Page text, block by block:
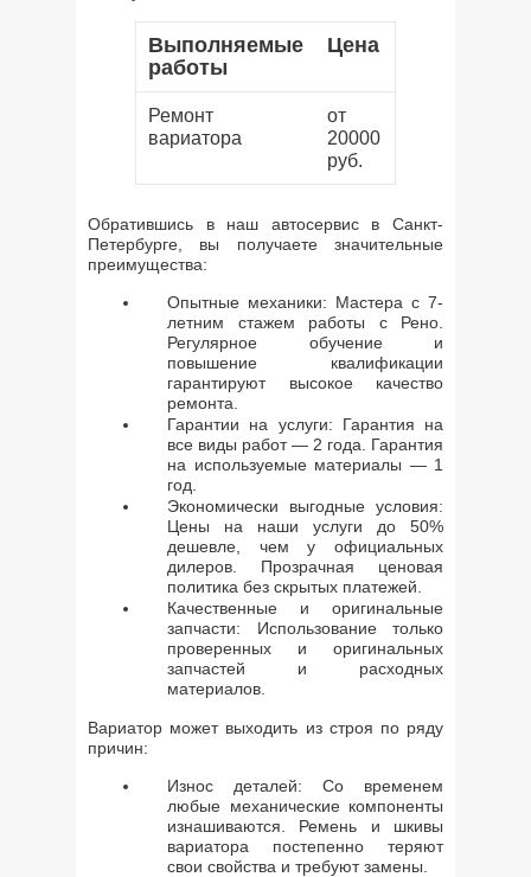
Выполняемые
работы
Цена
Ремонт
вариатора
от
20000
руб.
Обратившись в наш автосервис в Санкт-
Петербурге, вы получаете значительные
преимущества:
Опытные механики: Мастера с 7-
летним стажем работы с Рено.
Регулярное обучение и
повышение квалификации
гарантируют высокое качество
ремонта.
Гарантии на услуги: Гарантия на
все виды работ — 2 года. Гарантия
на используемые материалы — 1
год.
Экономически выгодные условия:
Цены на наши услуги до 50%
дешевле, чем у официальных
дилеров. Прозрачная ценовая
политика без скрытых платежей.
Качественные и оригинальные
запчасти: Использование только
проверенных и оригинальных
запчастей и расходных
материалов.
Вариатор может выходить из строя по ряду
причин:
Износ деталей: Со временем
любые механические компоненты
изнашиваются. Ремень и шкивы
вариатора постепенно теряют
свои свойства и требуют замены.